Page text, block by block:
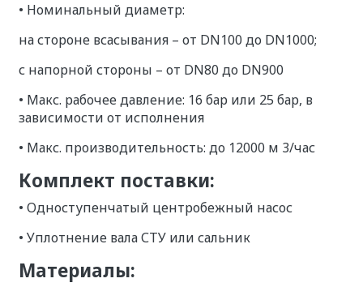
• Номинальный диаметр:
на стороне всасывания – от DN100 до DN1000;
с напорной стороны – от DN80 до DN900
• Макс. рабочее давление: 16 бар или 25 бар, в
зависимости от исполнения
• Макс. производительность: до 12000 м 3/час
Комплект поставки:
• Одноступенчатый центробежный насос
• Уплотнение вала СТУ или сальник
Материалы: